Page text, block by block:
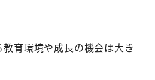
育環境や成長の機会は大き